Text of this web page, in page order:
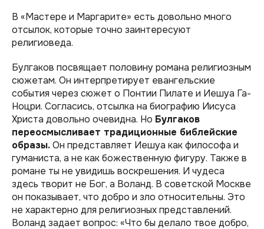
В «Мастере и Маргарите» есть довольно много
отсылок, которые точно заинтересуют
религиоведа.
Булгаков посвящает половину романа религиозным
сюжетам. Он интерпретирует евангельские
события через сюжет о Понтии Пилате и Иешуа Га-
Ноцри. Согласись, отсылка на биографию Иисуса
Христа довольно очевидна. Но Булгаков
переосмысливает традиционные библейские
образы.Он представляет Иешуа как философа и
гуманиста, а не как божественную фигуру. Также в
романе ты не увидишь воскрешения. И чудеса
здесь творит не Бог, а Воланд. В советской Москве
он показывает, что добро и зло относительны. Это
не характерно для религиозных представлений.
Воланд задает вопрос: «Что бы делало твое добро,